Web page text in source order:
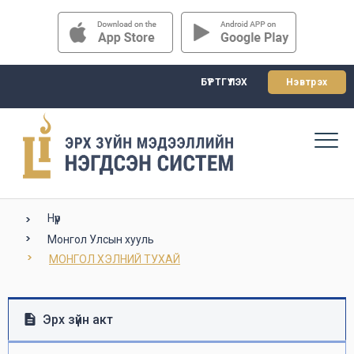
БҮРТГҮҮЛЭХ Нэвтрэх
Нүүр
Монгол Улсын хууль
МОНГОЛ ХЭЛНИЙ ТУХАЙ
Эрх зүйн акт